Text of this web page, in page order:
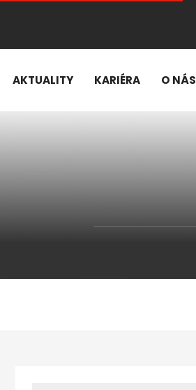
AKTUALITY KARIÉRA O NÁS